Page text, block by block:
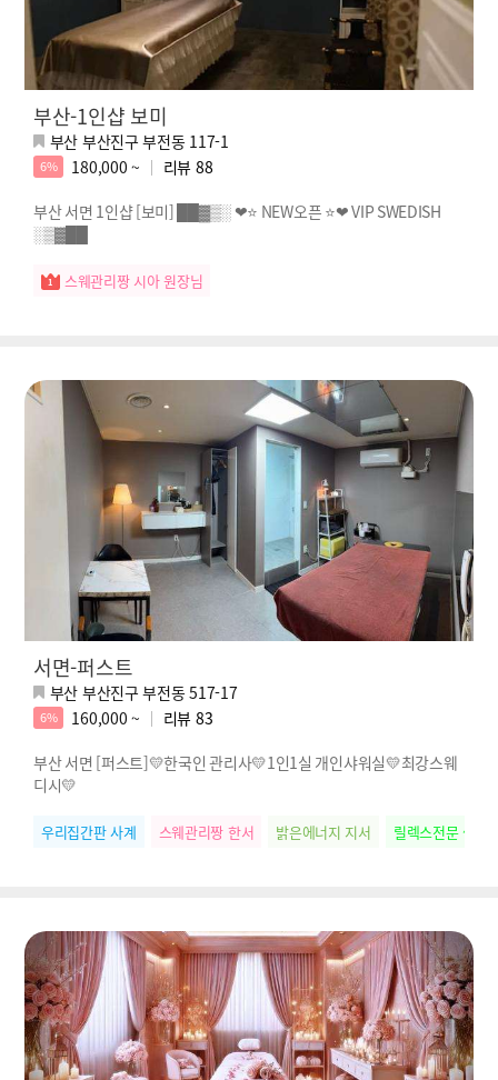
부산-1인샵 보미
부산 부산진구 부전동 117-1
6% 180,000 ~ 리뷰 88
부산 서면 1인샵 [보미] ██▓▒░ ❤⭐ NEW오픈 ⭐❤ VIP SWEDISH
░▒▓██
스웨관리짱 시아 원장님
서면-퍼스트
부산 부산진구 부전동 517-17
6% 160,000 ~ 리뷰 83
부산 서면 [퍼스트]💛한국인 관리사💛1인1실 개인샤워실💛최강스웨
디시💛
우리집간판 사계 스웨관리짱 한서 밝은에너지 지서 릴렉스전문 썸머